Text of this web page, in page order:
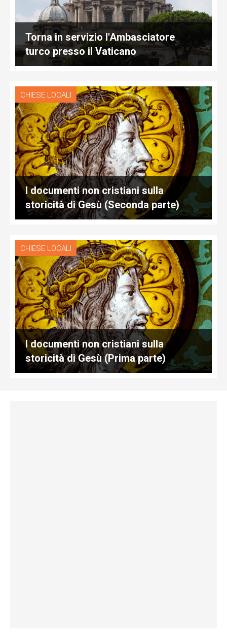
Torna in servizio l'Ambasciatore
turco presso il Vaticano
CHIESE LOCALI
I documenti non cristiani sulla
storicità di Gesù (Seconda parte)
CHIESE LOCALI
I documenti non cristiani sulla
storicità di Gesù (Prima parte)